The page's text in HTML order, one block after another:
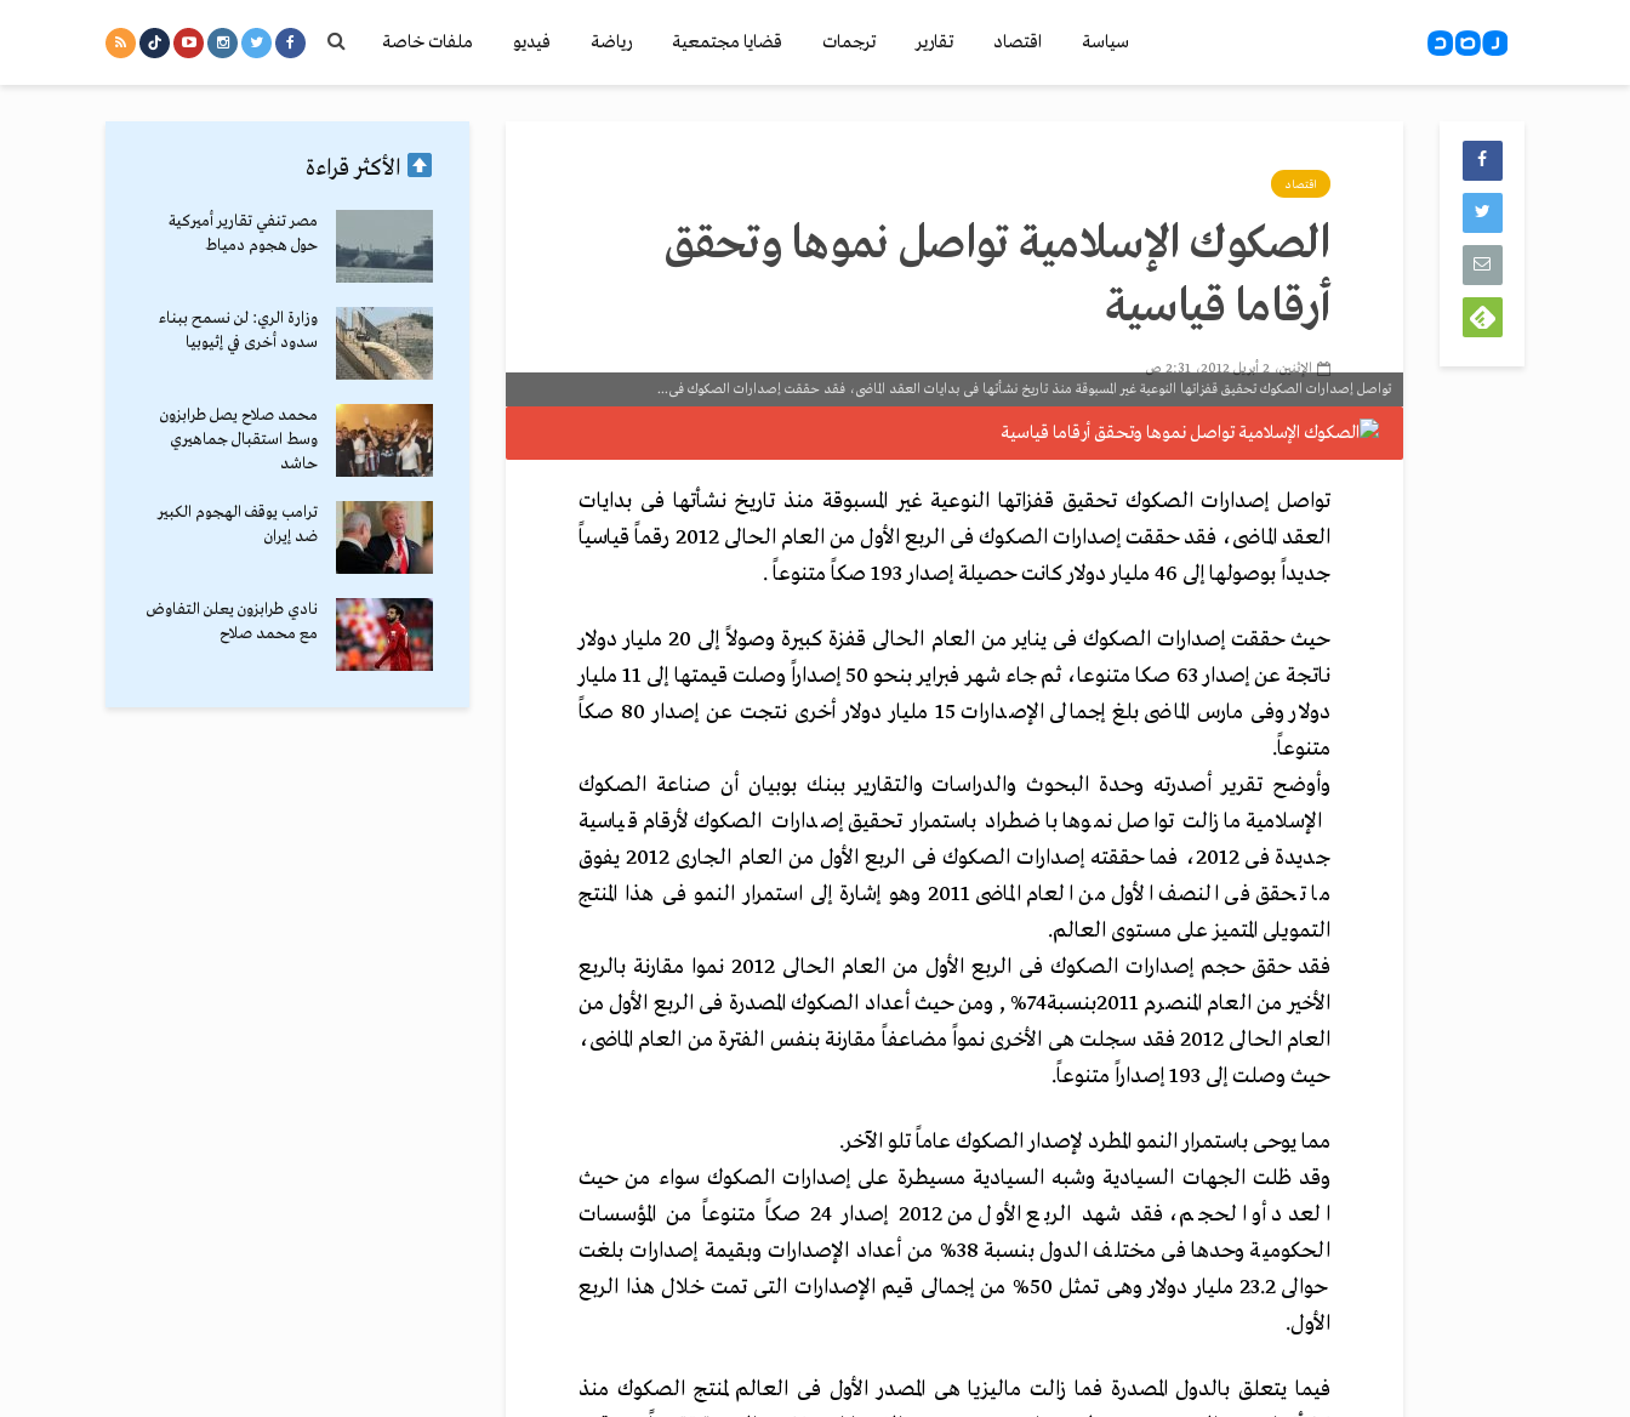
سياسة اقتصاد تقارير ترجمات قضايا مجتمعية رياضة فيديو ملفات خاصة
اقتصاد
الصكوك الإسلامية تواصل نموها وتحقق
أرقاما قياسية
الإثنين، 2 أبريل 2012، 2:31 ص
تواصل إصدارات الصكوك تحقيق قفزاتها النوعية غير المسبوقة منذ تاريخ نشأتها فى بدايات العقد الماضى، فقد حققت إصدارات الصكوك فى...
تواصل إصدارات الصكوك تحقيق قفزاتها النوعية غير المسبوقة منذ تاريخ نشأتها فى بدايات
العقد الماضى، فقد حققت إصدارات الصكوك فى الربع الأول من العام الحالى 2012 رقماً قياسياً
جديداً بوصولها إلى 46 مليار دولار كانت حصيلة إصدار 193 صكاً متنوعاً
.
حيث حققت إصدارات الصكوك فى يناير من العام الحالى قفزة كبيرة وصولاً إلى 20 مليار دولار
ناتجة عن إصدار 63 صكا متنوعا، ثم جاء شهر فبراير بنحو 50 إصداراً وصلت قيمتها إلى 11 مليار
دولار وفى مارس الماضى بلغ إجمالى الإصدارات 15 مليار دولار أخرى نتجت عن إصدار 80 صكاً
متنوعاً.
وأوضح تقرير أصدرته وحدة البحوث والدراسات والتقارير ببنك بوبيان أن صناعة الصكوك
الإسلامية ما زالت تواصل نموها باضطراد باستمرار تحقيق إصدارات الصكوك لأرقام قياسية
جديدة فى 2012، فما حققته إصدارات الصكوك فى الربع الأول من العام الجارى 2012 يفوق
ما تحقق فى النصف الأول من العام الماضى 2011 وهو إشارة إلى استمرار النمو فى هذا المنتج
التمويلى المتميز على مستوى العالم.
فقد حقق حجم إصدارات الصكوك فى الربع الأول من العام الحالى 2012 نموا مقارنة بالربع
الأخير من العام المنصرم 2011بنسبة74% , ومن حيث أعداد الصكوك المصدرة فى الربع الأول من
العام الحالى 2012 فقد سجلت هى الأخرى نمواً مضاعفاً مقارنة بنفس الفترة من العام الماضى،
حيث وصلت إلى 193 إصداراً متنوعاً
.
مما يوحى باستمرار النمو المطرد لإصدار الصكوك عاماً تلو الآخر.
وقد ظلت الجهات السيادية وشبه السيادية مسيطرة على إصدارات الصكوك سواء من حيث
العدد أو الحجم، فقد شهد الربع الأول من 2012 إصدار 24 صكاً متنوعاً من المؤسسات
الحكومية وحدها فى مختلف الدول بنسبة 38% من أعداد الإصدارات وبقيمة إصدارات بلغت
حوالى 23.2 مليار دولار وهى تمثل 50% من إجمالى قيم الإصدارات التى تمت خلال هذا الربع
الأول.
فيما يتعلق بالدول المصدرة فما زالت ماليزيا هى المصدر الأول فى العالم لمنتج الصكوك منذ
الأكثر قراءة
مصر تنفي تقارير أميركية
حول هجوم دمياط
وزارة الري: لن نسمح ببناء
سدود أخرى في إثيوبيا
محمد صلاح يصل طرابزون
وسط استقبال جماهيري
حاشد
ترامب يوقف الهجوم الكبير
ضد إيران
نادي طرابزون يعلن التفاوض
مع محمد صلاح